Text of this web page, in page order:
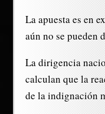
La apuesta es en
aún no se pueden
La dirigencia
calculan que la
de la indignación